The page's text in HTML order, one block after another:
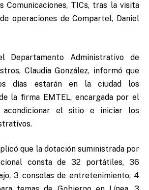
Comunicaciones, TICs, tras la visita
operaciones de Compartel, Daniel
Departamento Administrativo de
Claudia González, informó que
días estarán en la ciudad los
la firma EMTEL, encargada por el
acondicionar el sitio e iniciar los
que la dotación suministrada por
consta de 32 portátiles, 36
3 consolas de entretenimiento, 4